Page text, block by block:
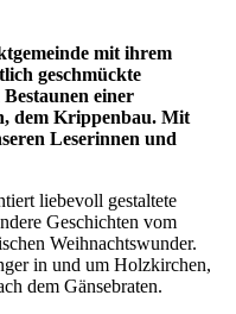
mit ihrem
geschmückte
einer
dem Krippenbau. Mit
Leserinnen und
liebevoll gestaltete
Geschichten vom
Weihnachtswunder.
in und um Holzkirchen,
dem Gänsebraten.